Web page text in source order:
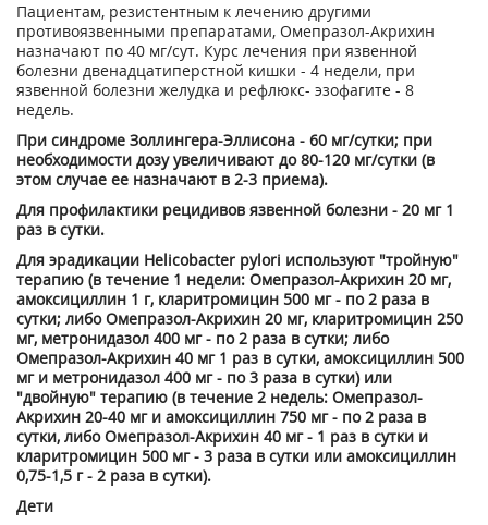
Пациентам, резистентным к лечению другими
противоязвенными препаратами, Омепразол-Акрихин
назначают по 40 мг/сут. Курс лечения при язвенной
болезни двенадцатиперстной кишки - 4 недели, при
язвенной болезни желудка и рефлюкс- эзофагите - 8
недель.
При синдроме Золлингера-Эллисона - 60 мг/сутки; при
необходимости дозу увеличивают до 80-120 мг/сутки (в
этом случае ее назначают в 2-3 приема).
Для профилактики рецидивов язвенной болезни - 20 мг 1
раз в сутки.
Для эрадикации Helicobacter pylori используют "тройную"
терапию (в течение 1 недели: Омепразол-Акрихин 20 мг,
амоксициллин 1 г, кларитромицин 500 мг - по 2 раза в
сутки; либо Омепразол-Акрихин 20 мг, кларитромицин 250
мг, метронидазол 400 мг - по 2 раза в сутки; либо
Омепразол-Акрихин 40 мг 1 раз в сутки, амоксициллин 500
мг и метронидазол 400 мг - по 3 раза в сутки) или
"двойную" терапию (в течение 2 недель: Омепразол-
Акрихин 20-40 мг и амоксициллин 750 мг - по 2 раза в
сутки, либо Омепразол-Акрихин 40 мг - 1 раз в сутки и
кларитромицин 500 мг - 3 раза в сутки или амоксициллин
0,75-1,5 г - 2 раза в сутки).
Дети